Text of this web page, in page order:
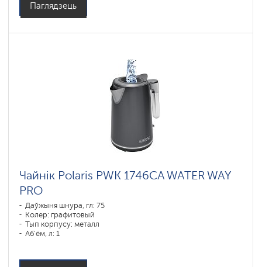
Паглядзець
Чайнік Polaris PWK 1746CA WATER WAY
PRO
Даўжыня шнура, гл: 75
Колер: графитовый
Тып корпусу: металл
Аб'ём, л: 1